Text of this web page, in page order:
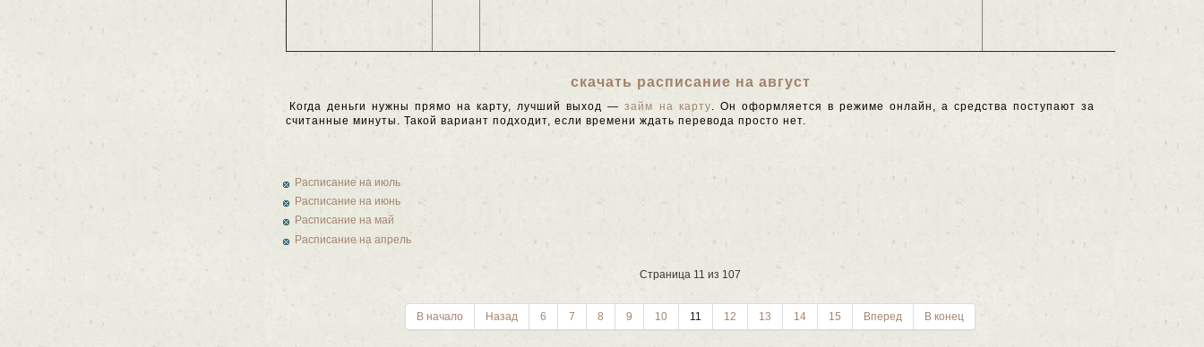
скачать расписание на август
Когда деньги нужны прямо на карту, лучший выход —займ на карту. Он оформляется в режиме онлайн, а средства поступают за
считанные минуты. Такой вариант подходит, если времени ждать перевода просто нет.
Расписание на июль
Расписание на июнь
Расписание на май
Расписание на апрель
Страница 11 из 107
В начало Назад 6 7 8 9 10 11 12 13 14 15 Вперед В конец